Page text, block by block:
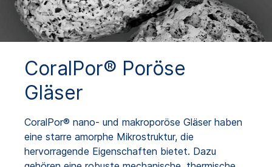
CoralPor® Poröse
Gläser
CoralPor® nano- und makroporöse Gläser haben
eine starre amorphe Mikrostruktur, die
hervorragende Eigenschaften bietet. Dazu